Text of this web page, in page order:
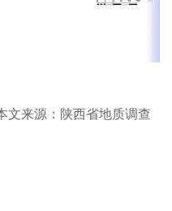
省地质调查